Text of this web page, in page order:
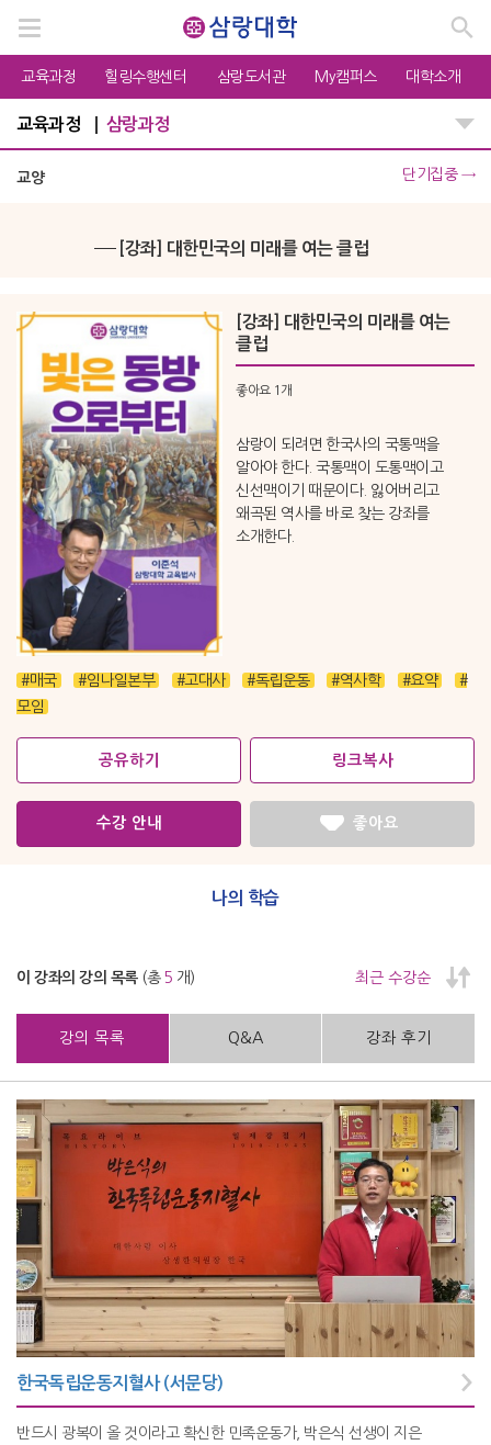
교육과정 힐링수행센터 삼랑도서관 My캠퍼스 대학소개
교육과정 삼랑과정
교양 단기집중 →
[강좌] 대한민국의 미래를 여는 클럽
[강좌] 대한민국의 미래를 여는
클럽
좋아요 1개
삼랑이 되려면 한국사의 국통맥을
알아야 한다. 국통맥이 도통맥이고
신선맥이기 때문이다. 잃어버리고
왜곡된 역사를 바로 찾는 강좌를
소개한다.
#매국 #임나일본부 #고대사 #독립운동 #역사학 #요약
#
모임
공유하기 링크복사
수강 안내 좋아요
나의 학습
이 강좌의 강의 목록 (총 5 개) 최근 수강순
강의 목록 Q&A 강좌 후기
한국독립운동지혈사 (서문당)
반드시 광복이 올 것이라고 확신한 민족운동가, 박은식 선생이 지은